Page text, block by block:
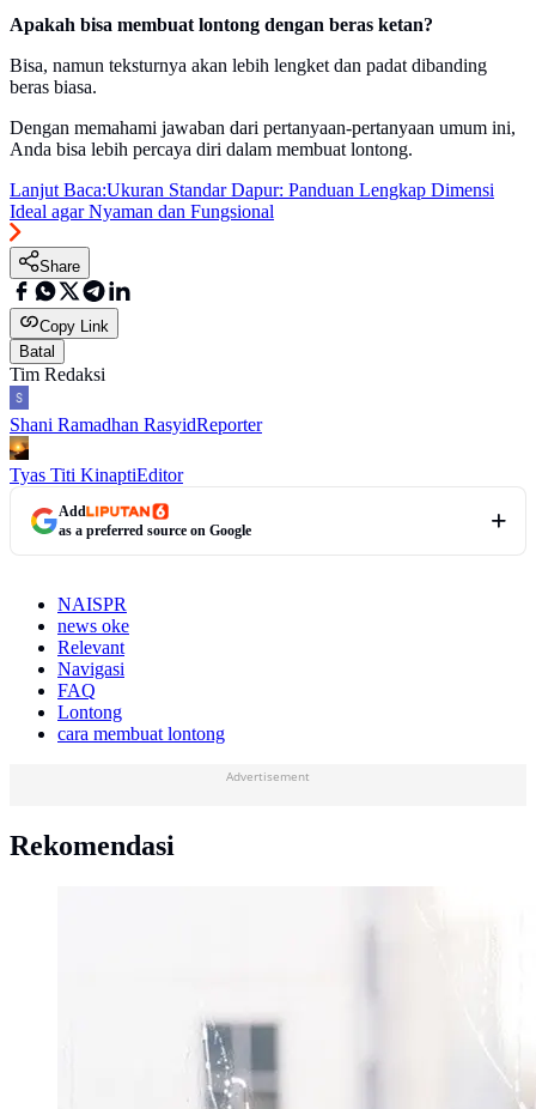
Apakah bisa membuat lontong dengan beras ketan?
Bisa, namun teksturnya akan lebih lengket dan padat dibanding
beras biasa.
Dengan memahami jawaban dari pertanyaan-pertanyaan umum ini,
Anda bisa lebih percaya diri dalam membuat lontong.
Lanjut Baca:Ukuran Standar Dapur: Panduan Lengkap Dimensi
Ideal agar Nyaman dan Fungsional
Share
Copy Link
Batal
Tim Redaksi
Shani Ramadhan RasyidReporter
Tyas Titi KinaptiEditor
Add
as a preferred source on Google
NAISPR
news oke
Relevant
Navigasi
FAQ
Lontong
cara membuat lontong
Advertisement
Rekomendasi